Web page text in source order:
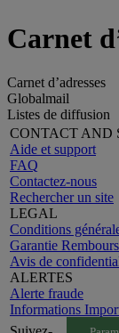
Carnet
Carnet d’adresses
Globalmail
Listes de diffusion
CONTACT AND
Aide et support
FAQ
Contactez-nous
Rechercher un site
LEGAL
Conditions
Garantie
Avis de
ALERTES
Alerte fraude
Informations